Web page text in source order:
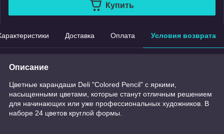
Купить
Доставка Оплата Условия возврата
Описание
Цветные карандаши Deli "Colored Pencil" с яркими,
насыщенными цветами, которые станут отличным решением
для начинающих или уже профессиональных художников. В
наборе 24 цветов круглой формы.